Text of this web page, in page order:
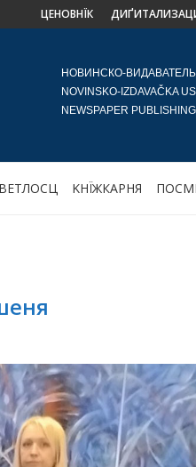
ЦЕНОВНЇК
НОВИНСКО-
NOVINSKO-IZDAVAČKA
NEWSPAPER
KНЇЖКАРНЯ